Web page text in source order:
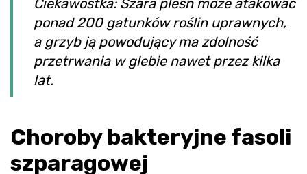
Ciekawostka: Szara pleśń może atakować
ponad 200 gatunków roślin uprawnych,
a grzyb ją powodujący ma zdolność
przetrwania w glebie nawet przez kilka
lat.
Choroby bakteryjne fasoli
szparagowej